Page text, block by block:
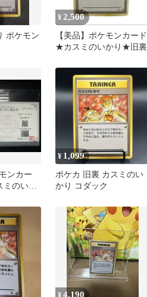
ポケモン
¥ 2,500
【美品】ポケモンカード
★カスミのいかり★旧裏
ンカー
のいか
¥ 1,099
ポケカ 旧裏 カスミのい
かり コダック
¥4,190